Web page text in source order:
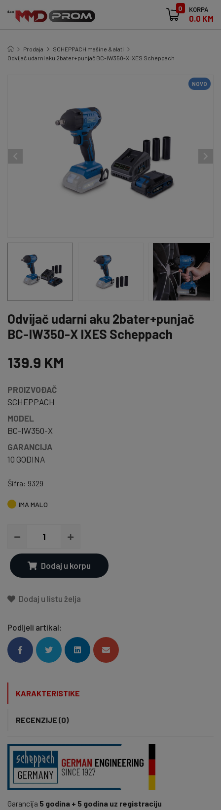
0 KORPA
0.0 KM
Prodaja
SCHEPPACH mašine & alati
Odvijač udarni aku 2bater+punjač BC-IW350-X IXES Scheppach
NOVO
NOVO
NOVO
NOVO
NOVO
NOVO
Odvijač udarni aku 2bater+punjač
BC-IW350-X IXES Scheppach
139.9 KM
PROIZVOĐAČ
SCHEPPACH
MODEL
BC-IW350-X
GARANCIJA
10 GODINA
Šifra: 9329
IMA MALO
Dodaj u korpu
Dodaj u listu želja
Podijeli artikal:
KARAKTERISTIKE
RECENZIJE (0)
Garancija 5 godina + 5 godina uz registraciju